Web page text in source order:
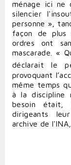
ménage ici ne
silencier
personne »,
façon de
ordres ont
mascarade. «
déclarait le
provoquant
même temps
à la discipline
besoin était,
dirigeants
archive de